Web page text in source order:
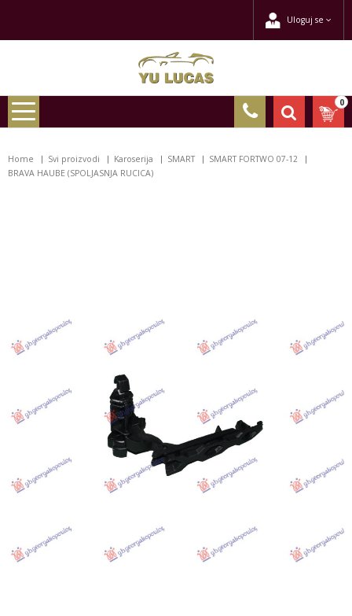
Uloguj se
0
Home Svi proizvodi Karoserija SMART
SMART FORTWO 07-12
BRAVA HAUBE (SPOLJASNJA RUCICA)